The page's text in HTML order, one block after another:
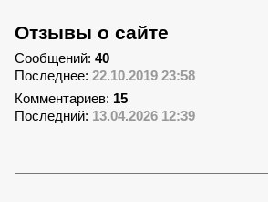
Отзывы о сайте
Сообщений: 40
Последнее: 22.10.2019 23:58
Комментариев: 15
Последний: 13.04.2026 12:39